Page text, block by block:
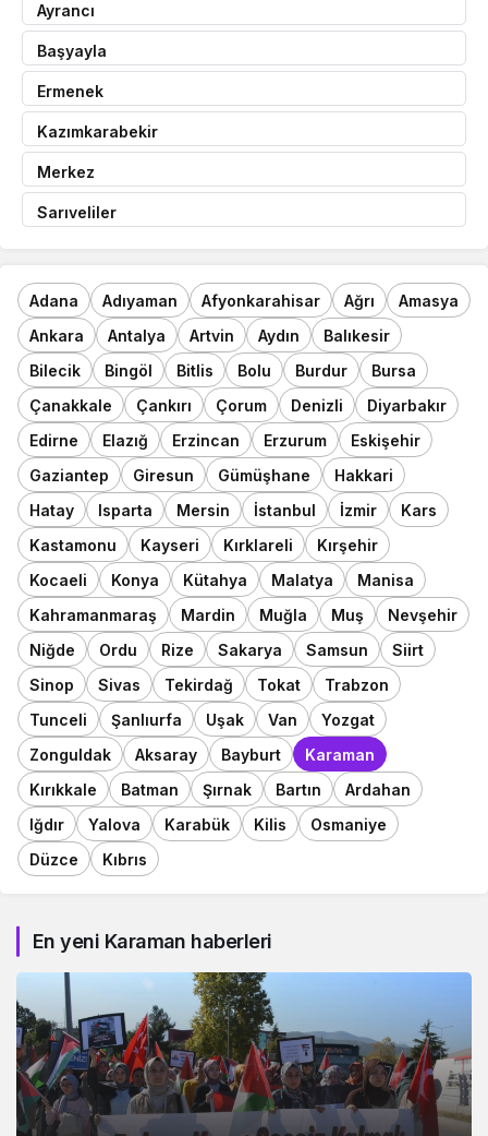
Ayrancı
Başyayla
Ermenek
Kazımkarabekir
Merkez
Sarıveliler
Adana Adıyaman Afyonkarahisar Ağrı
Amasya
Ankara
Antalya Artvin Aydın
Balıkesir
Bilecik
Bingöl Bitlis Bolu Burdur
Bursa
Çanakkale
Çankırı Çorum Denizli
Diyarbakır
Edirne
Elazığ Erzincan Erzurum
Eskişehir
Gaziantep
Giresun Gümüşhane
Hakkari
Hatay
Isparta Mersin İstanbul İzmir
Kars
Kastamonu
Kayseri Kırklareli
Kırşehir
Kocaeli
Konya Kütahya Malatya
Manisa
Kahramanmaraş
Mardin Muğla Muş
Nevşehir
Niğde
Ordu Rize Sakarya Samsun
Siirt
Sinop
Sivas Tekirdağ Tokat
Trabzon
Tunceli
Şanlıurfa Uşak Van
Yozgat
Zonguldak
Aksaray Bayburt
Karaman
Kırıkkale
Batman Şırnak Bartın
Ardahan
Iğdır
Yalova Karabük Kilis
Osmaniye
Düzce
Kıbrıs
En yeni Karaman haberleri